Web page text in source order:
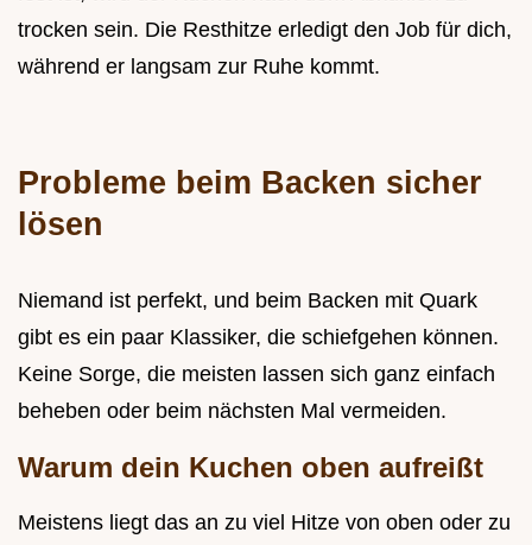
trocken sein. Die Resthitze erledigt den Job für dich,
während er langsam zur Ruhe kommt.
Probleme beim Backen sicher
lösen
Niemand ist perfekt, und beim Backen mit Quark
gibt es ein paar Klassiker, die schiefgehen können.
Keine Sorge, die meisten lassen sich ganz einfach
beheben oder beim nächsten Mal vermeiden.
Warum dein Kuchen oben aufreißt
Meistens liegt das an zu viel Hitze von oben oder zu